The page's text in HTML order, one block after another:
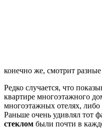
конечно же, смотрит
Редко случается, что
квартире многоэтажного
многоэтажных отелях,
Раньше очень удивлял тот
стеклом были почти в